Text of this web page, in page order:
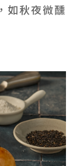
如秋夜微醺